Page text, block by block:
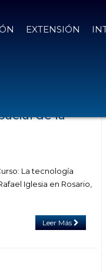
EXTENSIÓN
de la
La tecnología
Iglesia en Rosario,
Leer Más